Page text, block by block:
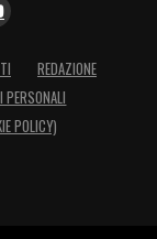
REDAZIONE
PERSONALI
POLICY)